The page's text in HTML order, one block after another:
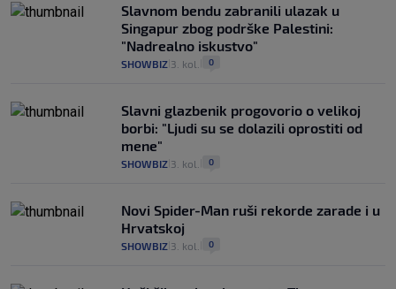
Slavnom bendu zabranili ulazak u
Singapur zbog podrške Palestini:
"Nadrealno iskustvo"
SHOWBIZ 3. kol. 0
Slavni glazbenik progovorio o velikoj
borbi: "Ljudi su se dolazili oprostiti od
mene"
SHOWBIZ 3. kol. 0
Novi Spider-Man ruši rekorde zarade i u
Hrvatskoj
SHOWBIZ 3. kol. 0